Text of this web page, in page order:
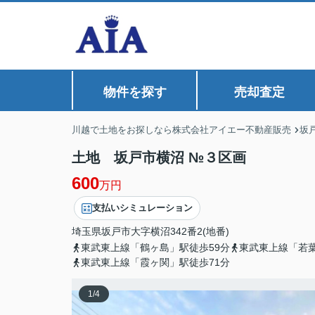
物件を探す 売却査定
川越で土地をお探しなら株式会社アイエー不動産販売 坂
土地 坂戸市横沼 №３区画
600万円
支払いシミュレーション
埼玉県坂戸市大字横沼342番2(地番)
東武東上線「鶴ヶ島」駅徒歩59分
東武東上線「若
東武東上線「霞ヶ関」駅徒歩71分
1/4